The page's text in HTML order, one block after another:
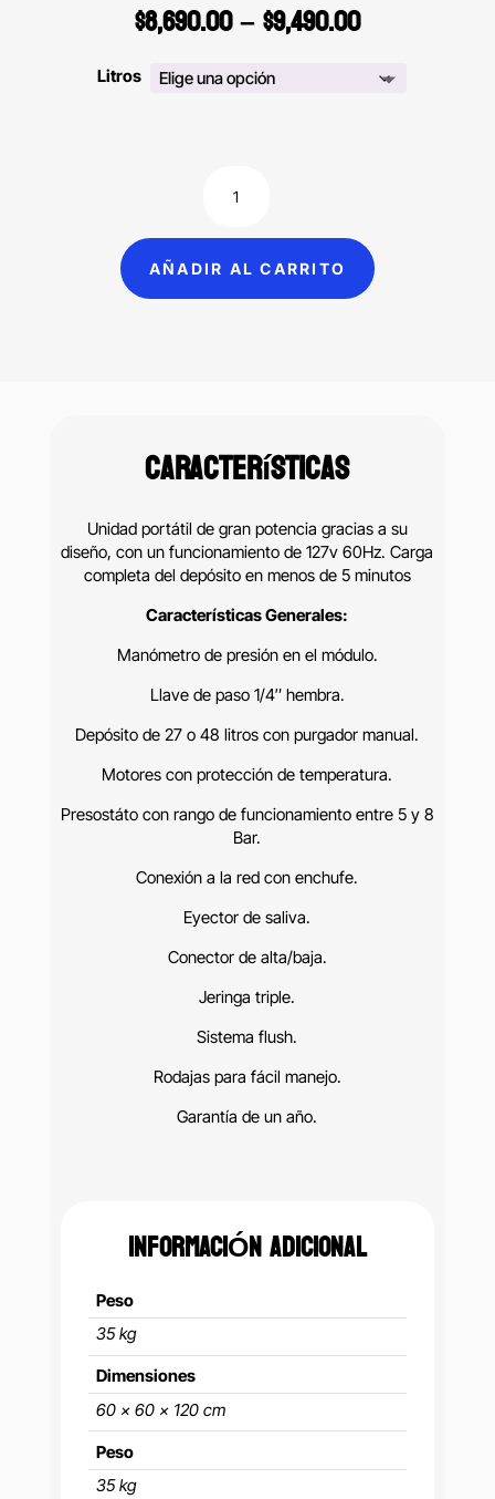
$8,690.00–$9,490.00Price
$8,690.00
Litros
dental
portátil
libre
AÑADIR AL CARRITO
Características
Unidad portátil de gran potencia gracias a su
diseño, con un funcionamiento de 127v 60Hz. Carga
completa del depósito en menos de 5 minutos
Características Generales:
Manómetro de presión en el módulo.
Llave de paso 1/4″ hembra.
Depósito de 27 o 48 litros con purgador manual.
Motores con protección de temperatura.
Presostáto con rango de funcionamiento entre 5 y 8
Bar.
Conexión a la red con enchufe.
Eyector de saliva.
Conector de alta/baja.
Jeringa triple.
Sistema flush.
Rodajas para fácil manejo.
Garantía de un año.
INFORMACIÓN ADICIONAL
Peso
35 kg
Dimensiones
60 × 60 × 120 cm
Peso
35 kg